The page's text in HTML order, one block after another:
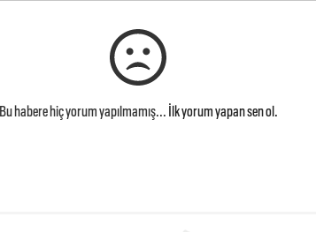
Bu habere hiç yorum yapılmamış... İlk yorum yapan sen ol.